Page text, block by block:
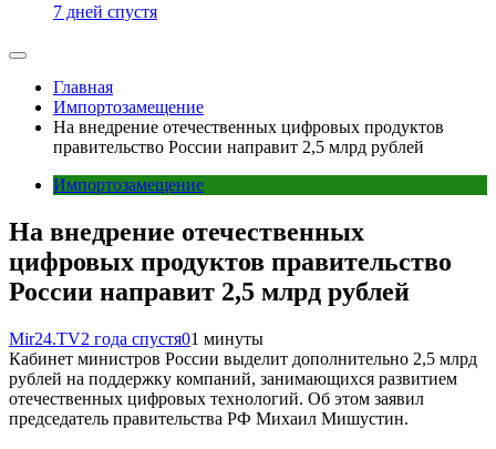
7 дней спустя
Главная
Импортозамещение
На внедрение отечественных цифровых продуктов
правительство России направит 2,5 млрд рублей
Импортозамещение
На внедрение отечественных
цифровых продуктов правительство
России направит 2,5 млрд рублей
Mir24.TV2 года спустя01 минуты
Кабинет министров России выделит дополнительно 2,5 млрд
рублей на поддержку компаний, занимающихся развитием
отечественных цифровых технологий. Об этом заявил
председатель правительства РФ Михаил Мишустин.